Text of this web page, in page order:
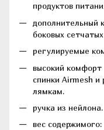
продуктов
дополнительный
боковых
регулируемые
высокий
спинки Airmesh
лямкам.
ручка из нейлона.
вес содержимого: